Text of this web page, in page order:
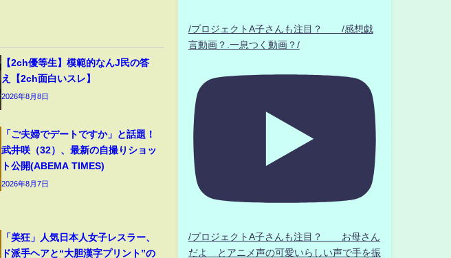
【2ch優等生】模範的なんJ民の答
え【2ch面白いスレ】
2026年8月8日
「ご夫婦でデートですか」と話題！
武井咲（32）、最新の自撮りショッ
ト公開(ABEMA TIMES)
2026年8月7日
「美狂」人気日本人女子レスラー、
ド派手ヘアと“大胆漢字プリント”の
/プロジェクトA子さんも注目？ /感想戯
言動画？.一息つく動画？/
/プロジェクトA子さんも注目？ お母さん
だよ とアニメ声の可愛いらしい声で手を振